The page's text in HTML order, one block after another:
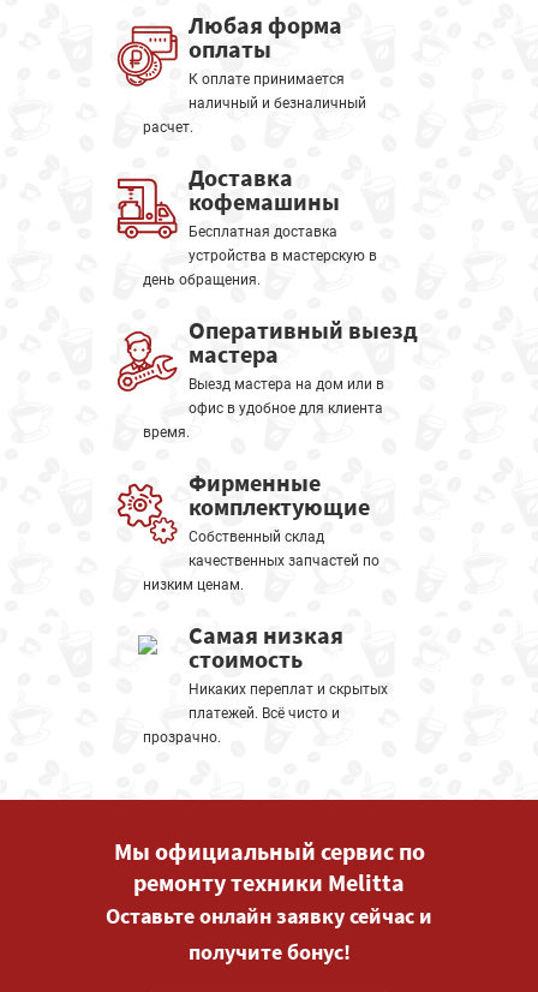
Любая форма
оплаты
К оплате принимается
наличный и безналичный
расчет.
Доставка
кофемашины
Бесплатная доставка
устройства в мастерскую в
день обращения.
Оперативный выезд
мастера
Выезд мастера на дом или в
офис в удобное для клиента
время.
Фирменные
комплектующие
Собственный склад
качественных запчастей по
низким ценам.
Самая низкая
стоимость
Никаких переплат и скрытых
платежей. Всё чисто и
прозрачно.
Мы официальный сервис по
ремонту техники Melitta
Оставьте онлайн заявку сейчас и
получите бонус!